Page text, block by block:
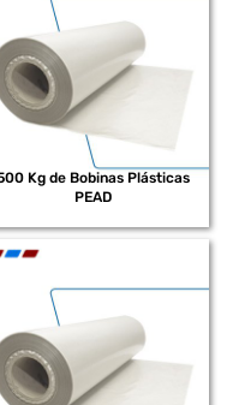
Kg de Bobinas Plásticas
PEAD